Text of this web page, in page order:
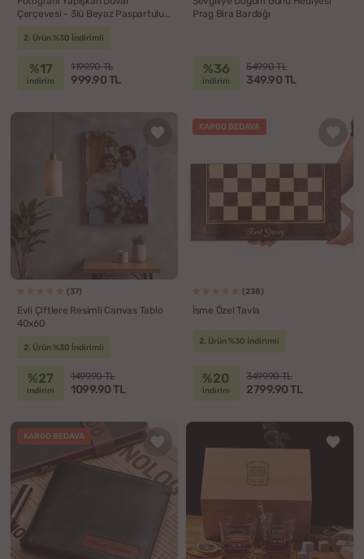
Çerçevesi - 3lü Beyaz Paspartulu
2. Ürün %30 İndirimli
%17
indirim
1199.90 TL
999.90 TL
Prag Bira Bardağı
%36
indirim
549.90 TL
349.90 TL
(37)
Evli Çiftlere Resimli Canvas Tablo
40x60
2. Ürün %30 İndirimli
%27
indirim
1499.90 TL
1099.90 TL
KARGO BEDAVA
(238)
İsme Özel Tavla
2. Ürün %30 İndirimli
%20
indirim
3499.90 TL
2799.90 TL
KARGO BEDAVA